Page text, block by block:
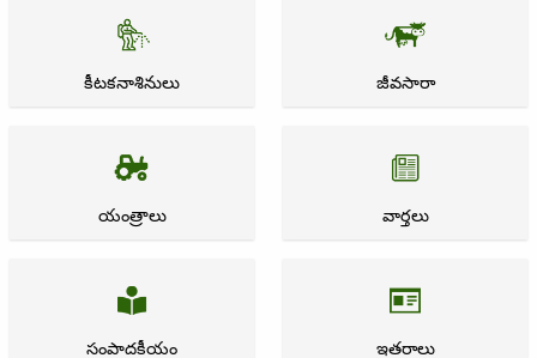
కీటకనాశినులు జీవసారా
యంత్రాలు వార్తలు
సంపాదకీయం ఇతరాలు